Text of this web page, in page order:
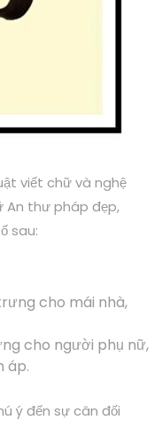
viết chữ và nghệ
An thư pháp đẹp,
sau:
cho mái nhà,
cho người phụ nữ,
áp.
ý đến sự cân đối